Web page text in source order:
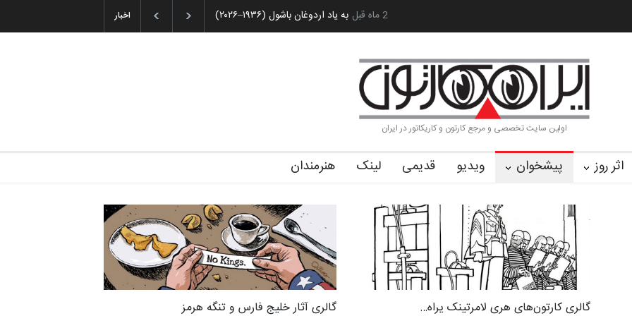
اخبار رویداد کارگاهی کارتون و پوستر «ایران سربلند»…
اولین سایت تخصصی و مرجع کارتون و کاریکاتور در ایران
اثر روز پیشخوان ویدیو قدیمی لینک هنرمندان
گالری آثار خلیج فارس و تنگه هرمز گالری کارتون‌های هری لامرتینک یراه…